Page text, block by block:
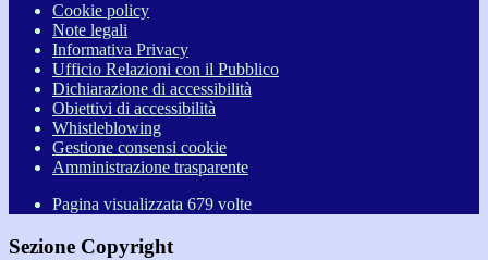
Cookie policy
Note legali
Informativa Privacy
Ufficio Relazioni con il Pubblico
Dichiarazione di accessibilità
Obiettivi di accessibilità
Whistleblowing
Gestione consensi cookie
Amministrazione trasparente
Pagina visualizzata 679 volte
Sezione Copyright